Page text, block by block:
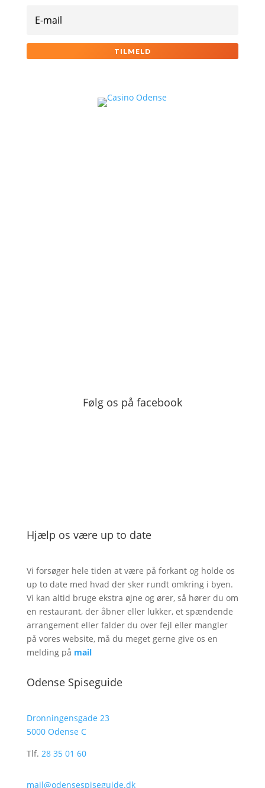
TILMELD
Følg os på facebook
Hjælp os være up to date
Vi forsøger hele tiden at være på forkant og holde os
up to date med hvad der sker rundt omkring i byen.
Vi kan altid bruge ekstra øjne og ører, så hører du om
en restaurant, der åbner eller lukker, et spændende
arrangement eller falder du over fejl eller mangler
på vores website, må du meget gerne give os en
melding på mail
Odense Spiseguide
Dronningensgade 23
5000 Odense C
Tlf. 28 35 01 60
mail@odensespiseguide.dk